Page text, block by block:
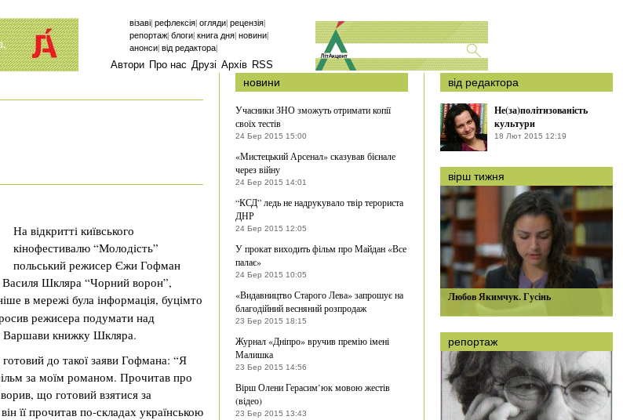
візаві| рефлексія| огляди| рецензія|
репортаж| блоги| книга дня| новини|
анонси| від редактора|
Автори Про нас Друзі Архів RSS
На відкритті київського
кінофестивалю “Молодість”
польський режисер Єжи Гофман
Шкляра “Чорний ворон”,
в мережі була інформація, буцімто
режисера подумати над
Варшави книжку Шкляра.
до такої заяви Гофмана: “Я
за моїм романом. Прочитав про
що готовий взятися за
її прочитав по-складах українською
новини
Учасники ЗНО зможуть отримати копії
своїх тестів
24 Бер 2015 15:00
«Мистецький Арсенал» сказував бієнале
через війну
24 Бер 2015 14:01
“КСД” ледь не надрукувало твір терориста
ДНР
24 Бер 2015 12:05
У прокат виходить фільм про Майдан «Все
палає»
24 Бер 2015 10:05
«Видавництво Старого Лева» запрошує на
благодійний весняний розпродаж
23 Бер 2015 18:15
Журнал «Дніпро» вручив премію імені
Малишка
23 Бер 2015 14:56
Вірш Олени Герасим’юк мовою жестів
(відео)
23 Бер 2015 13:43
від редактора
Не(за)політизованість
культури
18 Лют 2015 12:19
вірш тижня
Любов Якимчук. Гусінь
репортаж